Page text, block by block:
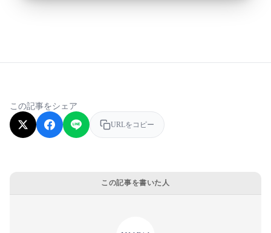
この記事をシェア
URLをコピー
この記事を書いた人